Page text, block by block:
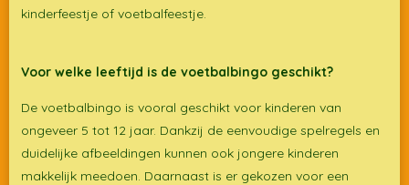
kinderfeestje of voetbalfeestje.
Voor welke leeftijd is de voetbalbingo geschikt?
De voetbalbingo is vooral geschikt voor kinderen van
ongeveer 5 tot 12 jaar. Dankzij de eenvoudige spelregels en
duidelijke afbeeldingen kunnen ook jongere kinderen
makkelijk meedoen. Daarnaast is er gekozen voor een